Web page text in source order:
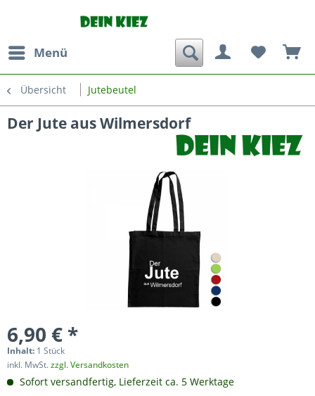
Menü
Übersicht Jutebeutel
Der Jute aus Wilmersdorf
6,90 € *
Inhalt: 1 Stück
inkl. MwSt.zzgl. Versandkosten
Sofort versandfertig, Lieferzeit ca. 5 Werktage